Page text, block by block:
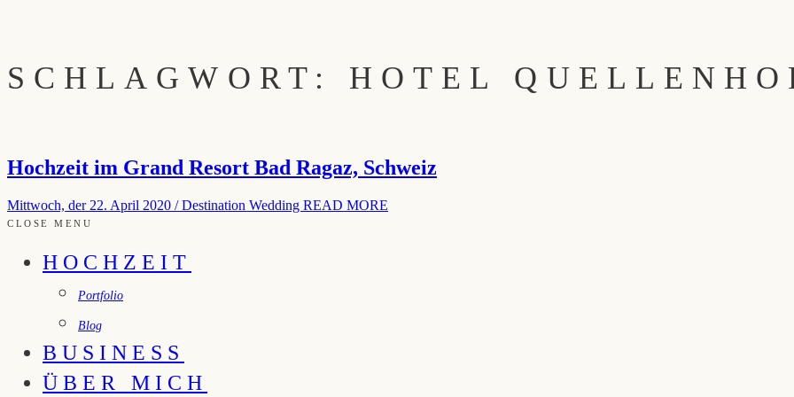
SCHLAGWORT: HOTEL
Hochzeit im Grand Resort Bad Ragaz, Schweiz
Mittwoch, der 22. April 2020 /Destination Wedding READ MORE
CLOSE MENU
HOCHZEIT
Portfolio
Blog
BUSINESS
ÜBER MICH